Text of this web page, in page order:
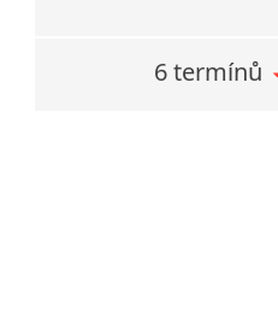
6 termínů